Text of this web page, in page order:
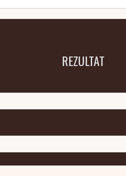
REZULTAT